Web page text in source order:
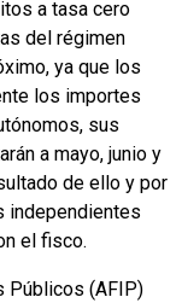
a tasa cero
del régimen
ya que los
los importes
sus
a mayo, junio y
de ello y por
independientes
el fisco.
Públicos (AFIP)